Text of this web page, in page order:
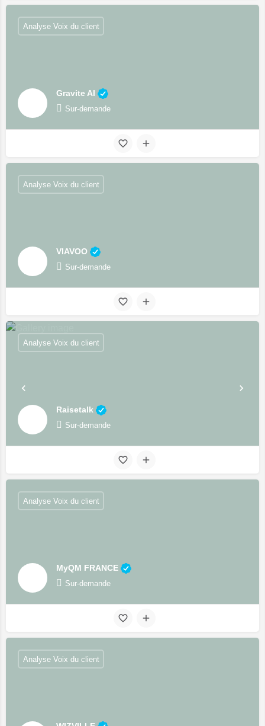
Gravite AI
Sur-demande
Analyse Voix du client
VIAVOO
Sur-demande
Analyse Voix du client
Raisetalk
Sur-demande
Analyse Voix du client
MyQM FRANCE
Sur-demande
Analyse Voix du client
Analyse Voix du client